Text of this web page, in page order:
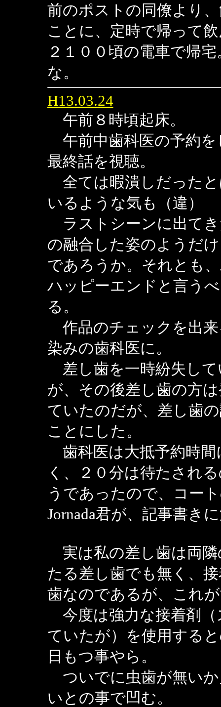
前のポストの同僚より
ことに、定時で帰って
２１００頃の電車で帰
な。
H13.03.24
午前８時頃起床。
午前中歯科医の予約
最終話を視聴。
全ては暇潰しだったと
いるような気も（違）
ラストシーンに出て
の融合した姿のようだ
であろうか。それとも
ハッピーエンドと言う
る。
作品のチェックを出
染みの歯科医に。
差し歯を一時紛失し
が、その後差し歯の方
ていたのだが、差し歯
ことにした。
歯科医は大抵予約時
く、２０分は待たされ
うであったので、コー
Jornada君が、記事書き
実は私の差し歯は両
たる差し歯でも無く、
歯なのであるが、これ
今度は強力な接着剤（
ていたが）を使用する
日もつ事やら。
ついでに虫歯が無い
いとの事で凹む。